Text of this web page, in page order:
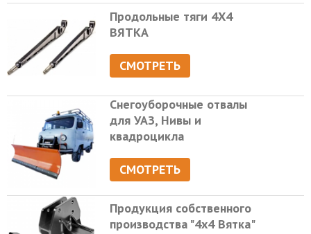
Продольные тяги 4Х4
ВЯТКА
СМОТРЕТЬ
Снегоуборочные отвалы
для УАЗ, Нивы и
квадроцикла
СМОТРЕТЬ
Продукция собственного
производства "4х4 Вятка"